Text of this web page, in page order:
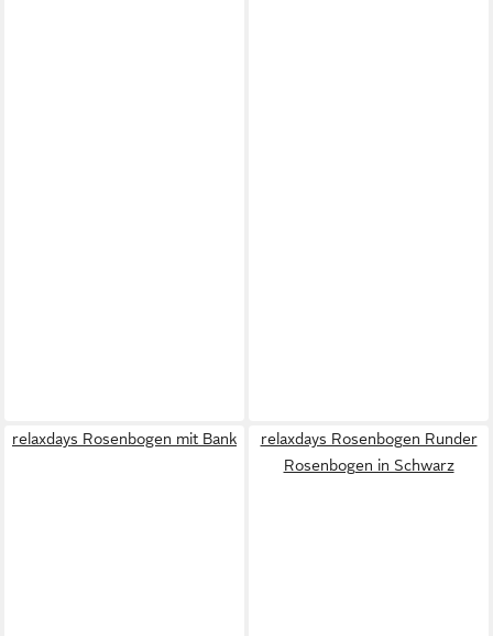
relaxdays Rosenbogen mit Bank
relaxdays Rosenbogen Runder
Rosenbogen in Schwarz